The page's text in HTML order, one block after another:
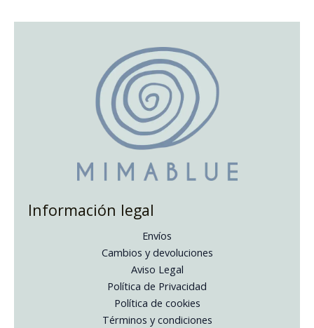
Información legal
Envíos
Cambios y devoluciones
Aviso Legal
Política de Privacidad
Política de cookies
Términos y condiciones